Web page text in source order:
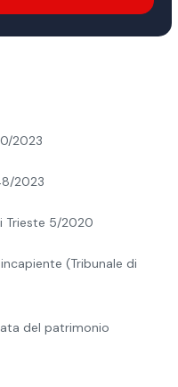
2023
2023
Trieste 5/2020
(Tribunale di
del patrimonio